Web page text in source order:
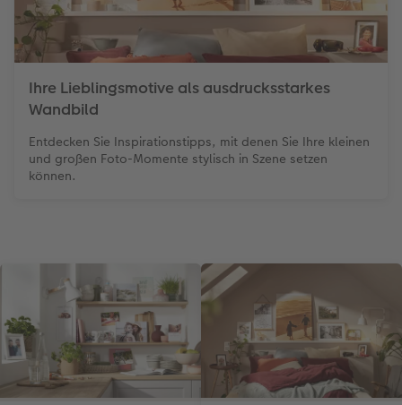
Ihre Lieblingsmotive als ausdrucksstarkes
Wandbild
Entdecken Sie Inspirationstipps, mit denen Sie Ihre kleinen
und großen Foto-Momente stylisch in Szene setzen
können.